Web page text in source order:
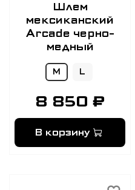
Шлем
мексиканский
Arcade черно-
медный
M L
8 850 ₽
В корзину